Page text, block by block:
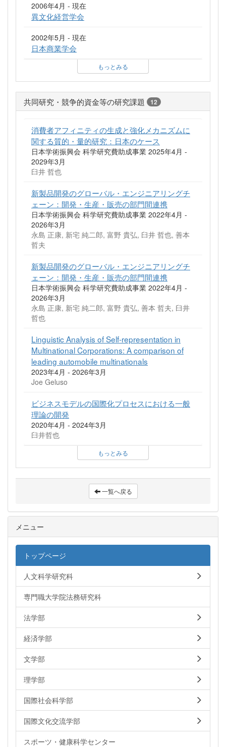
2006年4月 - 現在
異文化経営学会
2002年5月 - 現在
日本商業学会
もっとみる
共同研究・競争的資金等の研究課題 12
消費者アフィニティの生成と強化メカニズムに
関する質的・量的研究：日本のケース
日本学術振興会 科学研究費助成事業 2025年4月 -
2029年3月
臼井 哲也
新製品開発のグローバル・エンジニアリングチ
ェーン：開発・生産・販売の部門間連携
日本学術振興会 科学研究費助成事業 2022年4月 -
2026年3月
永島 正康, 新宅 純二郎, 富野 貴弘, 臼井 哲也, 善本
哲夫
新製品開発のグローバル・エンジニアリングチ
ェーン：開発・生産・販売の部門間連携
日本学術振興会 科学研究費助成事業 2022年4月 -
2026年3月
永島 正康, 新宅 純二郎, 富野 貴弘, 善本 哲夫, 臼井
哲也
Linguistic Analysis of Self-representation in
Multinational Corporations: A comparison of
leading automobile multinationals
2023年4月 - 2026年3月
Joe Geluso
ビジネスモデルの国際化プロセスにおける一般
理論の開発
2020年4月 - 2024年3月
臼井哲也
もっとみる
一覧へ戻る
メニュー
トップページ
人文科学研究科
専門職大学院法務研究科
法学部
経済学部
文学部
理学部
国際社会科学部
国際文化交流学部
スポーツ・健康科学センター